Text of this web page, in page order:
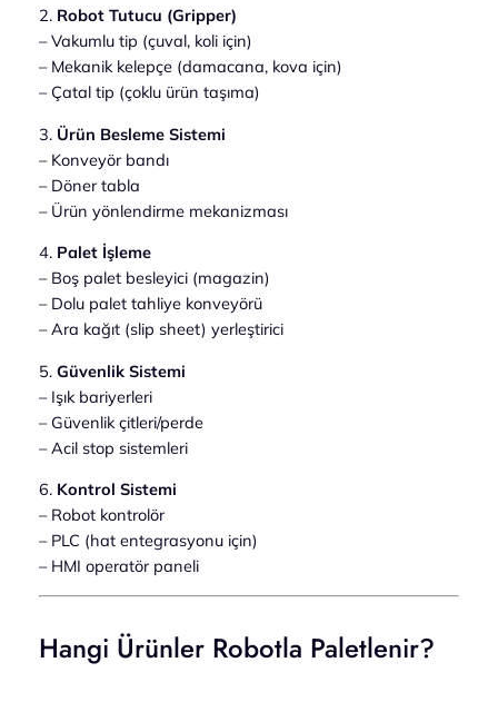
2. Robot Tutucu (Gripper)
– Vakumlu tip (çuval, koli için)
– Mekanik kelepçe (damacana, kova için)
– Çatal tip (çoklu ürün taşıma)
3. Ürün Besleme Sistemi
– Konveyör bandı
– Döner tabla
– Ürün yönlendirme mekanizması
4. Palet İşleme
– Boş palet besleyici (magazin)
– Dolu palet tahliye konveyörü
– Ara kağıt (slip sheet) yerleştirici
5. Güvenlik Sistemi
– Işık bariyerleri
– Güvenlik çitleri/perde
– Acil stop sistemleri
6. Kontrol Sistemi
– Robot kontrolör
– PLC (hat entegrasyonu için)
– HMI operatör paneli
Hangi Ürünler Robotla Paletlenir?